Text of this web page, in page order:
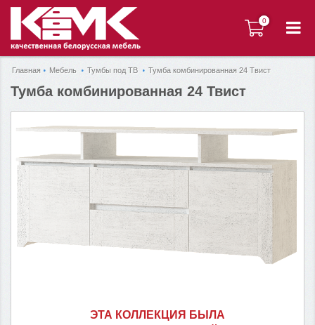
0
0
Главная Мебель Тумбы под ТВ Тумба комбинированная 24 Твист
Тумба комбинированная 24 Твист
ЭТА КОЛЛЕКЦИЯ БЫЛА